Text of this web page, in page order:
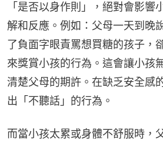
「是否以身作則」，絕對會影響
解和反應。例如：父母一天到晚
了負面字眼責罵想買糖的孩子，
來獎賞小孩的行為。這會讓小孩
清楚父母的期許。在缺乏安全感
出「不聽話」的行為。
而當小孩太累或身體不舒服時，